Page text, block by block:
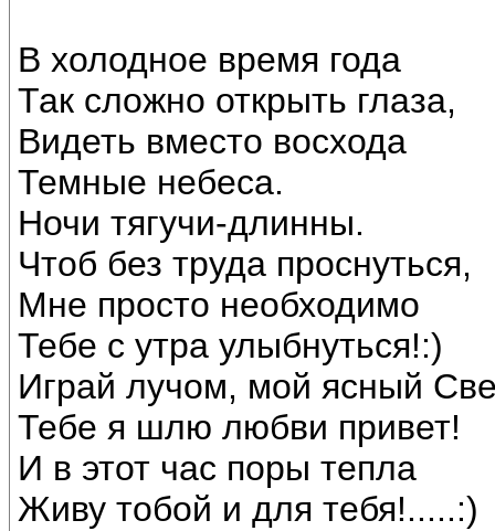
В холодное время года
Так сложно открыть глаза,
Видеть вместо восхода
Темные небеса.
Ночи тягучи-длинны.
Чтоб без труда проснуться,
Мне просто необходимо
Тебе с утра улыбнуться!:)
Играй лучом, мой ясный
Тебе я шлю любви привет!
И в этот час поры тепла
Живу тобой и для тебя!.....:)